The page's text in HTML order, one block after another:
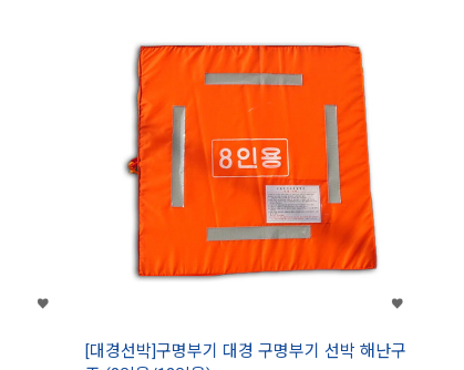
[대경선박]구명부기 대경 구명부기 선박 해난구